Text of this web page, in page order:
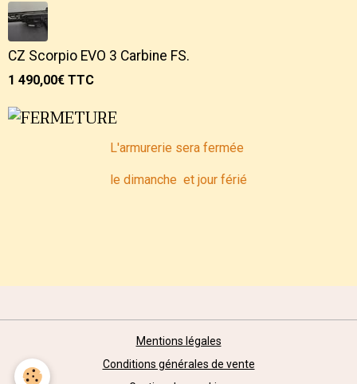
CZ Scorpio EVO 3 Carbine FS.
1 490,00€ TTC
L'armurerie sera fermée
le dimanche et jour férié
Mentions légales
Conditions générales de vente